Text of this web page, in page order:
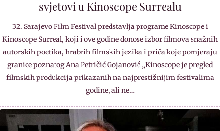
svjetovi u Kinoscope Surrealu
32. Sarajevo Film Festival predstavlja programe Kinoscope i
Kinoscope Surreal, koji i ove godine donose izbor filmova snažnih
autorskih poetika, hrabrih filmskih jezika i priča koje pomjeraju
granice poznatog Ana Petričić Gojanović „Kinoscope je pregled
filmskih produkcija prikazanih na najprestižnijim festivalima
godine, ali ne…